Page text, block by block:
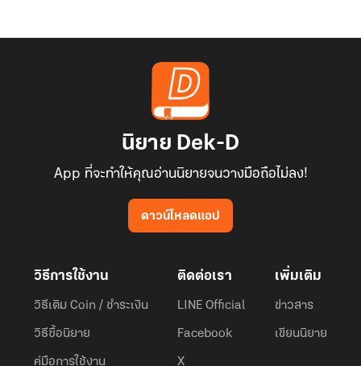
นิยาย Dek-D
App ที่จะทำให้คุณอ่านนิยายจนวางมือถือไม่ลง!
ดาวน์โหลดแอป
วิธีการใช้งาน
วิธีเติม Coin / ชำระเงิน
วิธีซื้อนิยาย
คู่มือการใช้งาน
ติดต่อเรา
LINE Official
Facebook
X
เพิ่มเติม
ข่าวสาร
เขียนนิยาย